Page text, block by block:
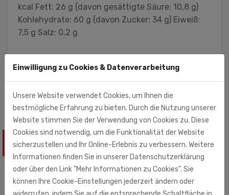
kcal Fett: 26 g (davon gesättigte Säure: 10,8 g)
Kohlehydrate: 60 g (davon Zucker: 34 g) Eiweiß:
7,5 g Salz: 0,2 g
Rust-Impex GmbH (Importeur)
ÄHNLICHE PRODUKTE
Einwilligung zu Cookies & Datenverarbeitung
Unsere Website verwendet Cookies, um Ihnen die
bestmögliche Erfahrung zu bieten. Durch die Nutzung unserer
Website stimmen Sie der Verwendung von Cookies zu. Diese
Cookies sind notwendig, um die Funktionalität der Website
sicherzustellen und Ihr Online-Erlebnis zu verbessern. Weitere
Informationen finden Sie in unserer Datenschutzerklärung
oder über den Link "Mehr Informationen zu Cookies". Sie
können Ihre Cookie-Einstellungen jederzeit ändern oder